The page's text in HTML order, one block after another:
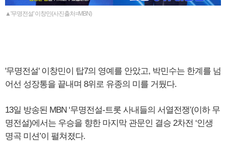
▲'무명전설' 이창민(사진출처=MBN)
'무명전설' 이창민이 탑7의 영예를 안았고, 박민수는 한계를 넘
어선 성장통을 끝내며 8위로 유종의 미를 거뒀다.
13일 방송된 MBN ‘무명전설-트롯 사내들의 서열전쟁’(이하 무
명전설)에서는 우승을 향한 마지막 관문인 결승 2차전 ‘인생
명곡 미션’이 펼쳐졌다.